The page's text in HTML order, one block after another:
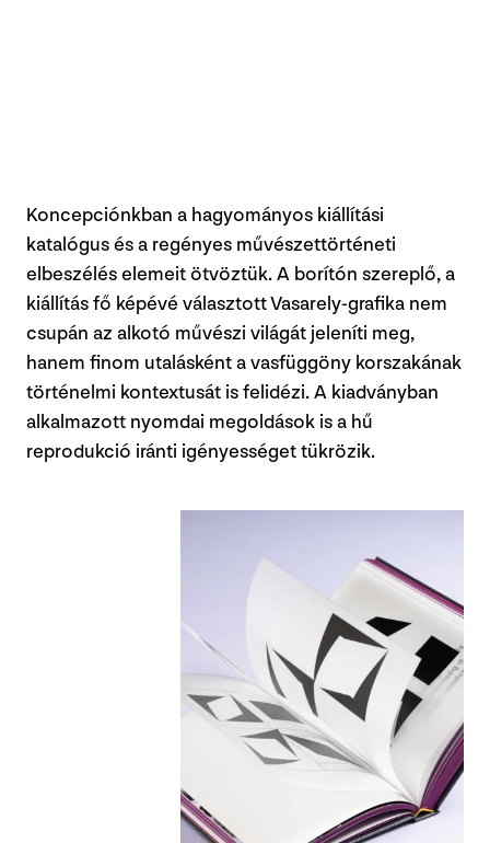
Koncepciónkban a hagyományos kiállítási
katalógus és a regényes művészettörténeti
elbeszélés elemeit ötvöztük. A borítón szereplő, a
kiállítás fő képévé választott Vasarely-grafika nem
csupán az alkotó művészi világát jeleníti meg,
hanem finom utalásként a vasfüggöny korszakának
történelmi kontextusát is felidézi. A kiadványban
alkalmazott nyomdai megoldások is a hű
reprodukció iránti igényességet tükrözik.